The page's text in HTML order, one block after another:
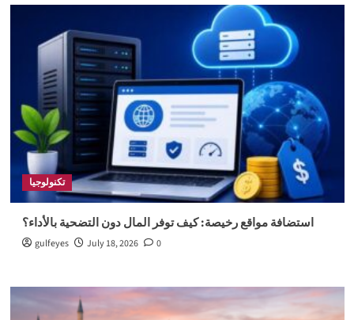
تكنولوجيا
استضافة مواقع رخيصة: كيف توفر المال دون التضحية بالأداء؟
gulfeyes July 18, 2026 0